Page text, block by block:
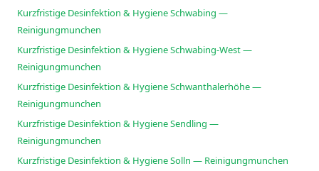
Kurzfristige Desinfektion & Hygiene Schwabing —
Reinigungmunchen
Kurzfristige Desinfektion & Hygiene Schwabing-West —
Reinigungmunchen
Kurzfristige Desinfektion & Hygiene Schwanthalerhöhe —
Reinigungmunchen
Kurzfristige Desinfektion & Hygiene Sendling —
Reinigungmunchen
Kurzfristige Desinfektion & Hygiene Solln — Reinigungmunchen